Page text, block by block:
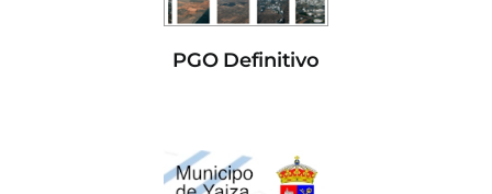
PGO Definitivo